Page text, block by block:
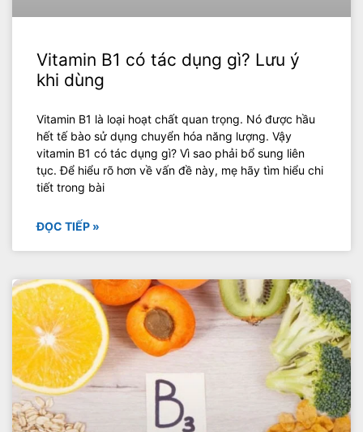
Vitamin B1 có tác dụng gì? Lưu ý
khi dùng
Vitamin B1 là loại hoạt chất quan trọng. Nó được hầu
hết tế bào sử dụng chuyển hóa năng lượng. Vậy
vitamin B1 có tác dụng gì? Vì sao phải bổ sung liên
tục. Để hiểu rõ hơn về vấn đề này, mẹ hãy tìm hiểu chi
tiết trong bài
ĐỌC TIẾP »